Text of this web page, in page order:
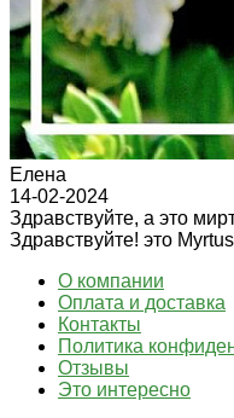
Елена
14-02-2024
Здравствуйте, а это
Здравствуйте! это
О компании
Оплата и доставка
Контакты
Политика
Отзывы
Это интересно